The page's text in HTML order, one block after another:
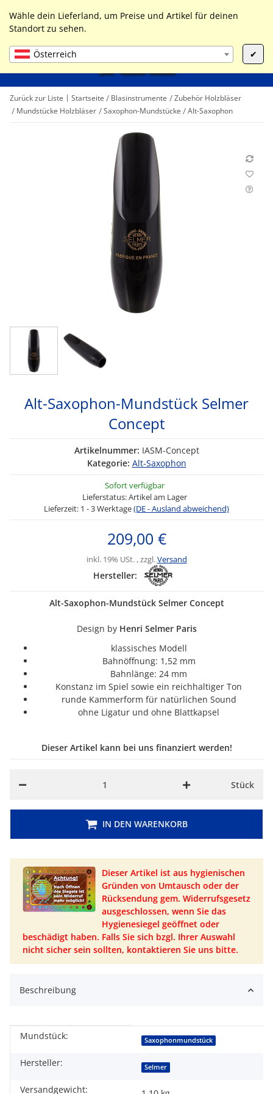
Wähle dein Lieferland, um Preise und Artikel für deinen
Standort zu sehen.
Österreich ✔
Liste ist leer
Zurück zur Liste Startseite Blasinstrumente
Zubehör Holzbläser
Mundstücke Holzbläser
Saxophon-Mundstücke Alt-Saxophon
Alt-Saxophon-Mundstück Selmer
Concept
Artikelnummer: IASM-Concept
Kategorie: Alt-Saxophon
Sofort verfügbar
Lieferstatus: Artikel am Lager
Lieferzeit: 1 - 3 Werktage(DE - Ausland abweichend)
209,00 €
inkl. 19% USt. , zzgl.Versand
Hersteller:
Alt-Saxophon-Mundstück Selmer Concept
Design by Henri Selmer Paris
klassisches Modell
Bahnöffnung: 1,52 mm
Bahnlänge: 24 mm
Konstanz im Spiel sowie ein reichhaltiger Ton
runde Kammerform für natürlichen Sound
ohne Ligatur und ohne Blattkapsel
Dieser Artikel kann bei uns finanziert werden!
Stück
IN DEN WARENKORB
Dieser Artikel ist aus hygienischen
Gründen von Umtausch oder der
Rücksendung gem. Widerrufsgesetz
ausgeschlossen, wenn Sie das
Hygienesiegel geöffnet oder
beschädigt haben. Falls Sie sich bzgl. Ihrer Auswahl
nicht sicher sein sollten, kontaktieren Sie uns bitte.
Beschreibung
Produkteigenschaft
Wert
Mundstück: Saxophonmundstück
Hersteller: Selmer
Versandgewicht: